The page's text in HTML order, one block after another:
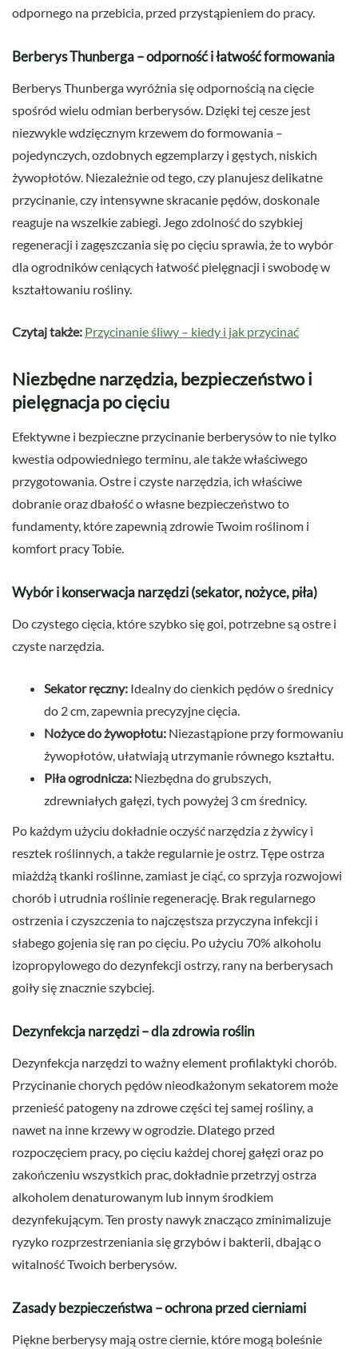
odpornego na przebicia, przed przystąpieniem do pracy.
Berberys Thunberga – odporność i łatwość formowania
Berberys Thunberga wyróżnia się odpornością na cięcie
spośród wielu odmian berberysów. Dzięki tej cesze jest
niezwykle wdzięcznym krzewem do formowania –
pojedynczych, ozdobnych egzemplarzy i gęstych, niskich
żywopłotów. Niezależnie od tego, czy planujesz delikatne
przycinanie, czy intensywne skracanie pędów, doskonale
reaguje na wszelkie zabiegi. Jego zdolność do szybkiej
regeneracji i zagęszczania się po cięciu sprawia, że to wybór
dla ogrodników ceniących łatwość pielęgnacji i swobodę w
kształtowaniu rośliny.
Czytaj także: Przycinanie śliwy – kiedy i jak przycinać
Niezbędne narzędzia, bezpieczeństwo i
pielęgnacja po cięciu
Efektywne i bezpieczne przycinanie berberysów to nie tylko
kwestia odpowiedniego terminu, ale także właściwego
przygotowania. Ostre i czyste narzędzia, ich właściwe
dobranie oraz dbałość o własne bezpieczeństwo to
fundamenty, które zapewnią zdrowie Twoim roślinom i
komfort pracy Tobie.
Wybór i konserwacja narzędzi (sekator, nożyce, piła)
Do czystego cięcia, które szybko się goi, potrzebne są ostre i
czyste narzędzia.
Sekator ręczny: Idealny do cienkich pędów o średnicy
do 2 cm, zapewnia precyzyjne cięcia.
Nożyce do żywopłotu: Niezastąpione przy formowaniu
żywopłotów, ułatwiają utrzymanie równego kształtu.
Piła ogrodnicza: Niezbędna do grubszych,
zdrewniałych gałęzi, tych powyżej 3 cm średnicy.
Po każdym użyciu dokładnie oczyść narzędzia z żywicy i
resztek roślinnych, a także regularnie je ostrz. Tępe ostrza
miażdżą tkanki roślinne, zamiast je ciąć, co sprzyja rozwojowi
chorób i utrudnia roślinie regenerację. Brak regularnego
ostrzenia i czyszczenia to najczęstsza przyczyna infekcji i
słabego gojenia się ran po cięciu. Po użyciu 70% alkoholu
izopropylowego do dezynfekcji ostrzy, rany na berberysach
goiły się znacznie szybciej.
Dezynfekcja narzędzi – dla zdrowia roślin
Dezynfekcja narzędzi to ważny element profilaktyki chorób.
Przycinanie chorych pędów nieodkażonym sekatorem może
przenieść patogeny na zdrowe części tej samej rośliny, a
nawet na inne krzewy w ogrodzie. Dlatego przed
rozpoczęciem pracy, po cięciu każdej chorej gałęzi oraz po
zakończeniu wszystkich prac, dokładnie przetrzyj ostrza
alkoholem denaturowanym lub innym środkiem
dezynfekującym. Ten prosty nawyk znacząco zminimalizuje
ryzyko rozprzestrzeniania się grzybów i bakterii, dbając o
witalność Twoich berberysów.
Zasady bezpieczeństwa – ochrona przed cierniami
Piękne berberysy mają ostre ciernie, które mogą boleśnie